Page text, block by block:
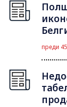
преди